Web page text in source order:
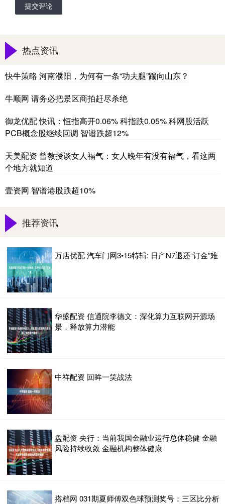
提交评论
热点资讯
快牛策略 河南濮阳，为何有一条“功夫腿”踹向山东？
牛顺网 请务必把景区商拍赶尽杀绝
御龙优配 快讯：恒指高开0.06% 科指跌0.05% 科网股活跃
PCB概念股继续回调 智谱跌超12%
天美配资 曾教授谈女人福气：女人晚年有没有福气，看这两
个地方就知道
壹资网 智谱港股跌超10%
推荐资讯
万店优配 汽车门网3•15特辑: 日产N7退还“订金”难
华盛配资 信通院李德文：深化算力互联网开源场
景，释放算力潜能
中祥配资 回眸一笑战法
盘配资 央行：当前我国金融业运行总体稳健 金融
风险持续收敛 金融机构整体健康
搭档网 031期夏师傅双色球预测奖号：三区比分析